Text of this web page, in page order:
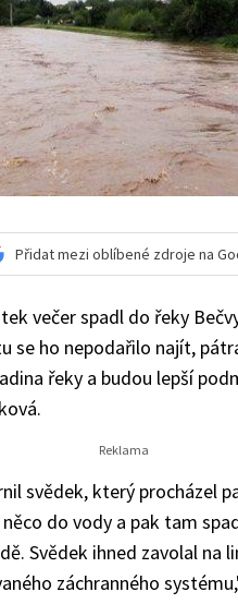
Přidat mezi oblíbené zdroje na
večer spadl do řeky
se ho nepodařilo najít,
řeky a budou lepší
svědek, který procházel
do vody a pak tam
Svědek ihned zavolal na
záchranného